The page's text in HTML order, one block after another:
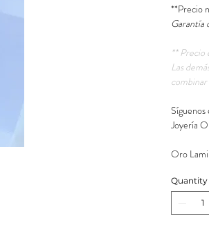
**Precio
Garantía
** Precio
Las
Síguenos
Joyería
Oro
Quantity